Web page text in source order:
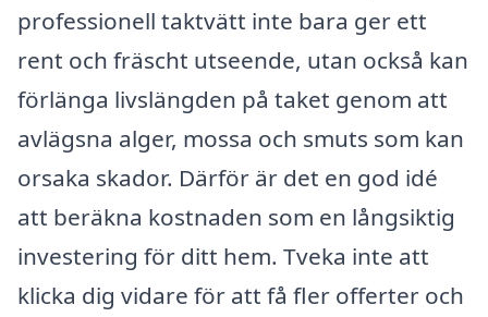
professionell taktvätt inte bara ger ett
rent och fräscht utseende, utan också kan
förlänga livslängden på taket genom att
avlägsna alger, mossa och smuts som kan
orsaka skador. Därför är det en god idé
att beräkna kostnaden som en långsiktig
investering för ditt hem. Tveka inte att
klicka dig vidare för att få fler offerter och